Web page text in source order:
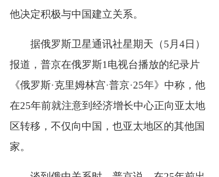
他决定积极与中国建立关系。
据俄罗斯卫星通讯社星期天（5月4日）
报道，普京在俄罗斯1电视台播放的纪录片
《俄罗斯·克里姆林宫·普京·25年》中称，他
在25年前就注意到经济增长中心正向亚太地
区转移，不仅向中国，也亚太地区的其他国
家。